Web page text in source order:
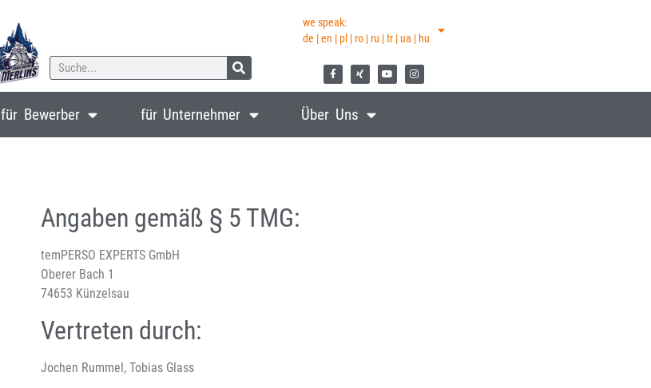
we speak:
de | en | pl | ro | ru | tr | ua | hu
für Bewerber für Unternehmer Über Uns
Angaben gemäß § 5 TMG:
temPERSO EXPERTS GmbH
Oberer Bach 1
74653 Künzelsau
Vertreten durch:
Jochen Rummel, Tobias Glass